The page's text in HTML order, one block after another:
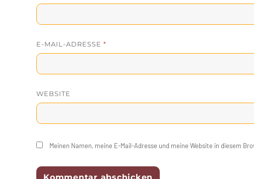
E-MAIL-ADRESSE *
WEBSITE
Meinen Namen, meine E-Mail-Adresse und meine Website in diesem